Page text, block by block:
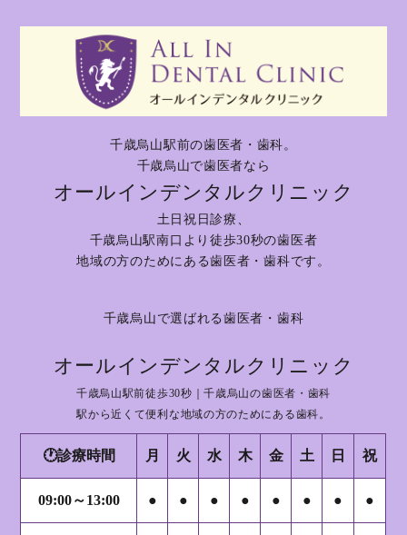
千歳烏山駅前の歯医者・歯科。
千歳烏山で歯医者なら
オールインデンタルクリニック
土日祝日診療、
千歳烏山駅南口より徒歩30秒の歯医者
地域の方のためにある歯医者・歯科です。
千歳烏山で選ばれる歯医者・歯科
オールインデンタルクリニック
千歳烏山駅前徒歩30秒｜千歳烏山の歯医者・歯科
駅から近くて便利な地域の方のためにある歯科。
🕐診療時間 月 火 水 木 金 土 日 祝
09:00～13:00 ● ● ● ● ● ● ● ●